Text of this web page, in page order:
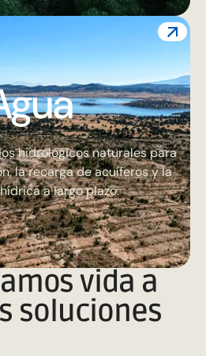
hidrológicos naturales para
la recarga de acuíferos y la
a largo plazo.
vida a
soluciones